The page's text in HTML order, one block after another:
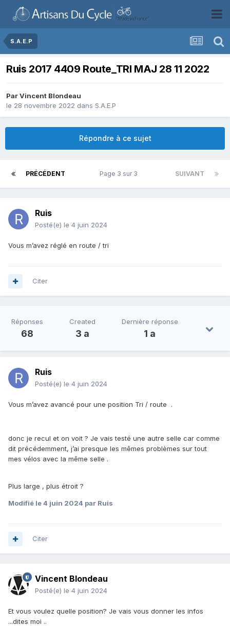
S.A.E.P
Ruis 2017 4409 Route_TRI MAJ 28 11 2022
ParVincent Blondeau
le 28 novembre 2022 dans S.A.E.P
Répondre à ce sujet
PRÉCÉDENT SUIVANT
Page 3 sur 3
Ruis
Posté(e) le 4 juin 2024
Vous m’avez réglé en route / tri
Citer
Réponses
68
Created
3 a
Dernière réponse
1 a
Ruis
Posté(e) le 4 juin 2024
Vous m’avez avancé pour une position Tri / route .
donc je recul et on voit ? Je vais testé une autre selle car comme
dit précédemment, j’ai presque les mêmes problèmes sur tout
mes vélos avec la même selle .
Plus large , plus étroit ?
Modifié le 4 juin 2024 par Ruis
Citer
Vincent Blondeau
Posté(e) le 4 juin 2024
Et vous voulez quelle position? Je vais vous donner les infos
...dites moi ..